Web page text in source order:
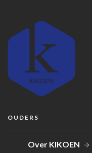
OUDERS
Over KIKOEN